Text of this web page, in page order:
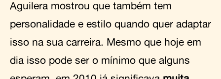
Aguilera mostrou que também tem
personalidade e estilo quando quer adaptar
isso na sua carreira. Mesmo que hoje em
dia isso pode ser o mínimo que alguns